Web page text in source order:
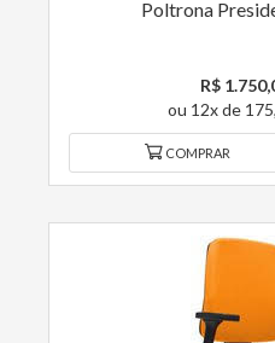
Poltrona
R$
ou 12x de
COMPRAR